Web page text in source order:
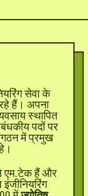
सेवा के
हैं। अपना
स्थापित
पदों पर
में प्रमुख
एम.टेक हैं और